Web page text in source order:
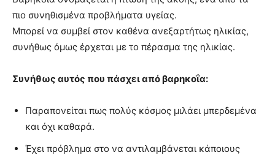
πιο συνηθισμένα προβλήματα υγείας.
Μπορεί να συμβεί στον καθένα ανεξαρτήτως ηλικίας,
συνήθως όμως έρχεται με το πέρασμα της ηλικίας.
Συνήθως αυτός που πάσχει από βαρηκοΐα:
Παραπονείται πως πολύς κόσμος μιλάει μπερδεμένα
και όχι καθαρά.
Έχει πρόβλημα στο να αντιλαμβάνεται κάποιους